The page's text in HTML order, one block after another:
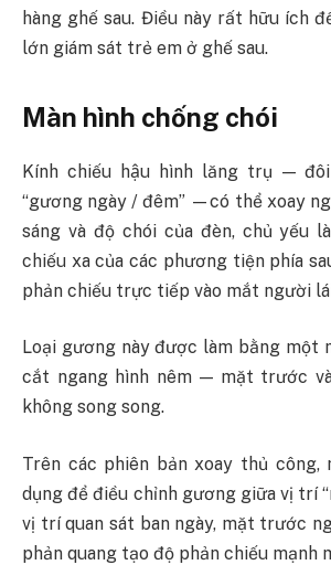
hàng ghế sau. Điều này rất hữu ích
lớn giám sát trẻ em ở ghế sau.
Màn hình chống chói
Kính chiếu hậu hình lăng trụ —
“gương ngày / đêm” —có thể xoay
sáng và độ chói của đèn, chủ yếu
chiếu xa của các phương tiện phía
phản chiếu trực tiếp vào mắt người
Loại gương này được làm bằng một
cắt ngang hình nêm — mặt trước
không song song.
Trên các phiên bản xoay thủ
dụng để điều chỉnh gương giữa vị trí
vị trí quan sát ban ngày, mặt trước
phản quang tạo độ phản chiếu mạnh